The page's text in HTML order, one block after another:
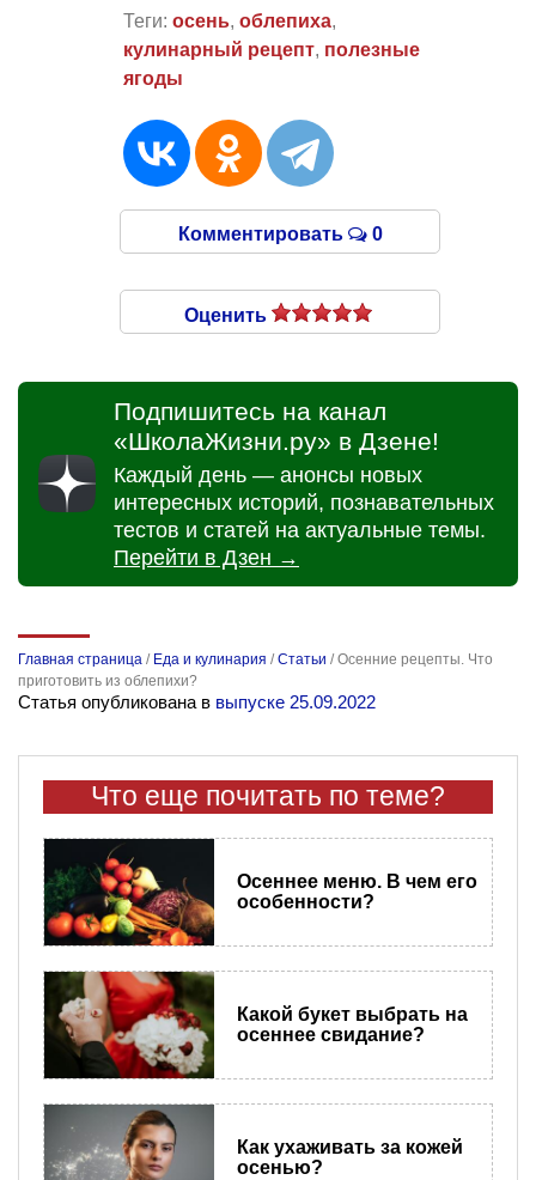
Теги: осень, облепиха,
кулинарный рецепт, полезные
ягоды
Комментировать 0
Оценить
Подпишитесь на канал
«ШколаЖизни.ру» в Дзене!
Каждый день — анонсы новых
интересных историй, познавательных
тестов и статей на актуальные темы.
Перейти в Дзен →
Главная страница / Еда и кулинария /Статьи /Осенние рецепты. Что
приготовить из облепихи?
Статья опубликована в выпуске 25.09.2022
Что еще почитать по теме?
Осеннее меню. В чем его
особенности?
Какой букет выбрать на
осеннее свидание?
Как ухаживать за кожей
осенью?